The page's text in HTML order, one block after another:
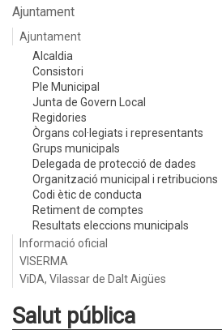
Ajuntament
Ajuntament
Alcaldia
Consistori
Ple Municipal
Junta de Govern Local
Regidories
Òrgans col·legiats i representants
Grups municipals
Delegada de protecció de dades
Organització municipal i retribucions
Codi ètic de conducta
Retiment de comptes
Resultats eleccions municipals
Informació oficial
VISERMA
ViDA, Vilassar de Dalt Aigües
Salut pública